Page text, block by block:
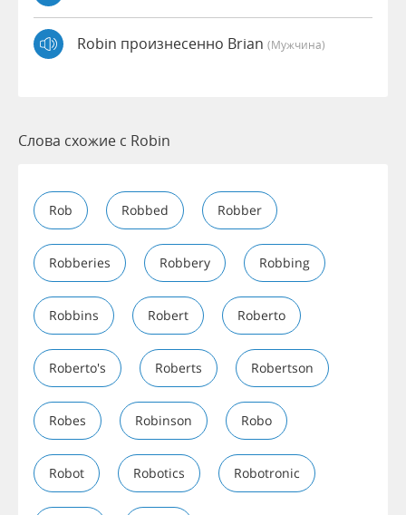
Robin произнесенно Brian (мужчина)
Слова схожие с Robin
Rob Robbed Robber
Robberies Robbery Robbing
Robbins Robert Roberto
Roberto's Roberts Robertson
Robes Robinson Robo
Robot Robotics Robotronic